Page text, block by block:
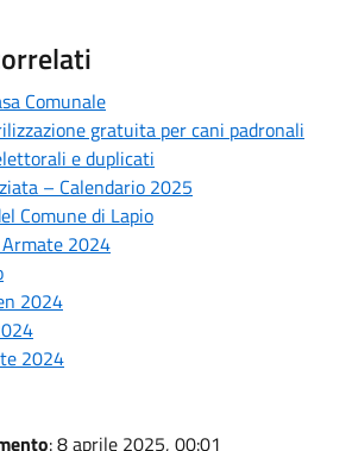
Comunale
gratuita per cani padronali
e duplicati
– Calendario 2025
Comune di Lapio
Armate 2024
2024
2024
: 8 aprile 2025, 00:01